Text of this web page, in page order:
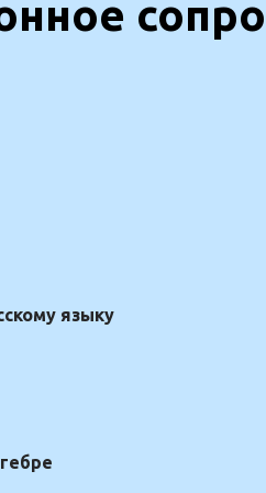
языку